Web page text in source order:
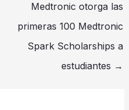
Medtronic otorga las
primeras 100 Medtronic
Spark Scholarships a
estudiantes →